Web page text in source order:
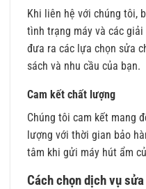
Khi liên hệ với chúng tôi,
tình trạng máy và các
đưa ra các lựa chọn sửa
sách và nhu cầu của bạn.
Cam kết chất lượng
Chúng tôi cam kết mang
lượng với thời gian bảo
tâm khi gửi máy hút ẩm
Cách chọn dịch vụ